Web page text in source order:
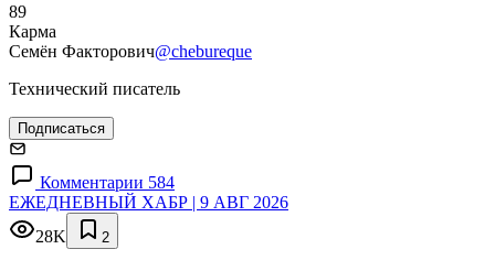
89
Карма
Семён Факторович@chebureque
Технический писатель
Подписаться
Комментарии 584
ЕЖЕДНЕВНЫЙ ХАБР | 9 АВГ 2026
28K
2